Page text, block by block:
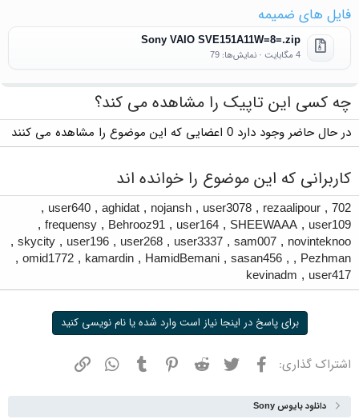
فایل های ضمیمه
Sony VAIO SVE151A11W=8=.zip
4 مگابایت · نمایش‌ها: 79
چه کسی این تاپیک را مشاهده می کند؟
در حال حاضر وجود دارد 0 اعضایی که این موضوع را مشاهده می کنند
کاربرانی که این موضوع را خوانده اند
702
,
rezaalipour
,
user3078
,
nojansh
,
aghidat
,
user640
,
user109
,
SHEEWAAA
,
user164
,
Behrooz91
,
frequensy
,
novinteknoo
,
sam007
,
user3337
,
user268
,
user196
,
skycity
,
Pezhman
,
,
sasan456
,
HamidBemani
,
kamardin
,
omid1772
,
user417
,
kevinadm
برای پاسخ در اینجا نیاز است وارد شده یا نام نویسی کنید
اشتراک گذاری: فیسبوک توییتر ردیت پینترستتامبلر واتسپ
دانلود بایوس Sony